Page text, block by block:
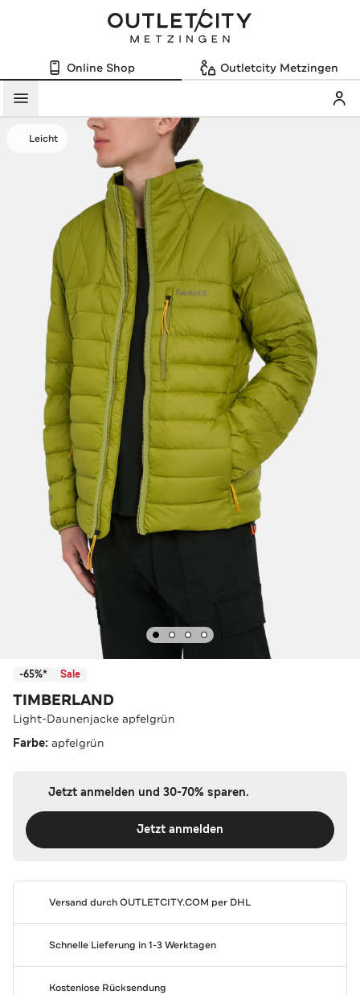
Online Shop Outletcity Metzingen
Menü
Leicht
-65%* Sale
TIMBERLAND
Light-Daunenjacke apfelgrün
Farbe: apfelgrün
Jetzt anmelden und 30-70% sparen.
Jetzt anmelden
Versand durchOUTLETCITY.COM per DHL
Schnelle Lieferung in 1-3 Werktagen
Kostenlose Rücksendung